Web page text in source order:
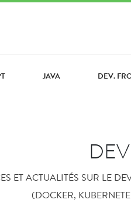
JAVA DEV.
ET ACTUALITÉS SUR LE
(DOCKER,